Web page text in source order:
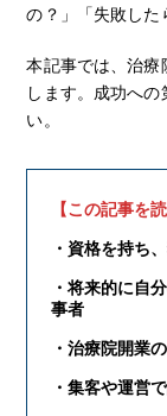
の？」「失敗した
本記事では、治
します。成功へ
い。
【この記事を
・資格を持ち
・将来的に自
事者
・治療院開業
・集客や運営